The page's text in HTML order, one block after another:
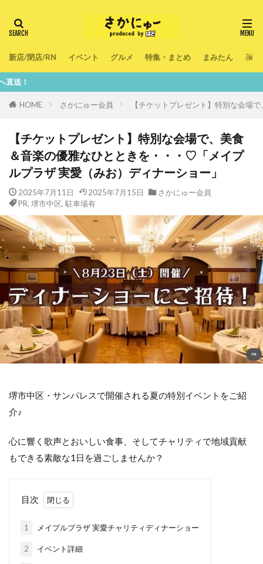
新店/閉店/RN イベント グルメ 特集・まとめ まみたん 暮ら
HOME さかにゅー会員 【チケットプレゼント】特別な会場
【チケットプレゼント】特別な会場で、美食
＆音楽の優雅なひとときを・・・♡「メイプ
ルプラザ 実愛（みお）ディナーショー」
2025年7月11日 2025年7月15日
さかにゅー会員
PR, 堺市中区, 駐車場有
堺市中区・サンパレスで開催される夏の特別イベントをご紹
介♪
心に響く歌声とおいしい食事、そしてチャリティで地域貢献
もできる素敵な1日を過ごしませんか？
目次
1 メイプルプラザ 実愛チャリティディナーショー
2 イベント詳細